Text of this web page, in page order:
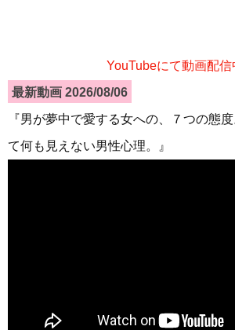
YouTubeにて動画配信
最新動画 2026/08/06
『男が夢中で愛する女への、７つの態
て何も見えない男性心理。』